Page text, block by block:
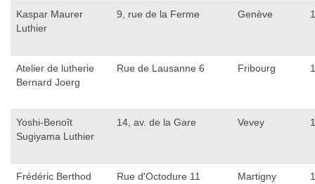
Kaspar Maurer
Luthier
9, rue de la Ferme Genève
Atelier de lutherie
Bernard Joerg
Rue de Lausanne 6 Fribourg
Yoshi-Benoît
Sugiyama Luthier
14, av. de la Gare Vevey
Frédéric Berthod
Rue d'Octodure 11 Martigny